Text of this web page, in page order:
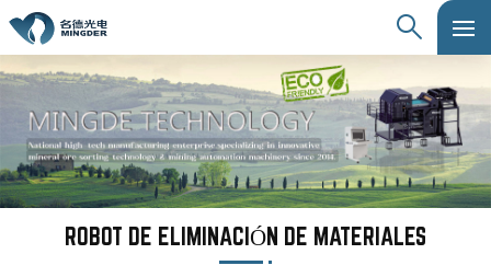
ROBOT DE ELIMINACIÓN DE MATERIALES